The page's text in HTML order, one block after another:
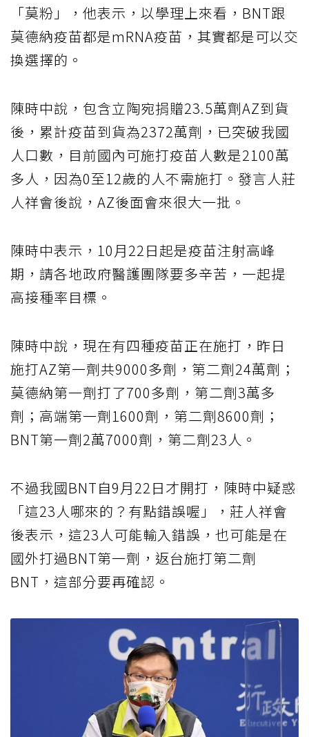
「莫粉」，他表示，以學理上來看，BNT跟
莫德納疫苗都是mRNA疫苗，其實都是可以交
換選擇的。
陳時中說，包含立陶宛捐贈23.5萬劑AZ到貨
後，累計疫苗到貨為2372萬劑，已突破我國
人口數，目前國內可施打疫苗人數是2100萬
多人，因為0至12歲的人不需施打。發言人莊
人祥會後說，AZ後面會來很大一批。
陳時中表示，10月22日起是疫苗注射高峰
期，請各地政府醫護團隊要多辛苦，一起提
高接種率目標。
陳時中說，現在有四種疫苗正在施打，昨日
施打AZ第一劑共9000多劑，第二劑24萬劑；
莫德納第一劑打了700多劑，第二劑3萬多
劑；高端第一劑1600劑，第二劑8600劑；
BNT第一劑2萬7000劑，第二劑23人。
不過我國BNT自9月22日才開打，陳時中疑惑
「這23人哪來的？有點錯誤喔」，莊人祥會
後表示，這23人可能輸入錯誤，也可能是在
國外打過BNT第一劑，返台施打第二劑
BNT，這部分要再確認。